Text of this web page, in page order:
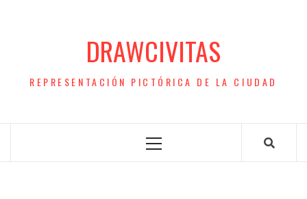
DRAWCIVITAS
REPRESENTACIÓN PICTÓRICA DE LA CIUDAD
Menú